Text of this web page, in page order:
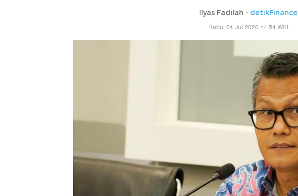
Ilyas Fadilah - detikFinance
Rabu, 01 Jul 2026 14:54 WIB